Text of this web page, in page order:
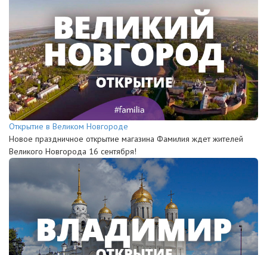
Открытие в Великом Новгороде
Новое праздничное открытие магазина Фамилия ждет жителей
Великого Новгорода 16 сентября!